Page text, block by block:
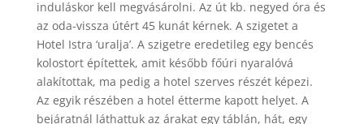
induláskor kell megvásárolni. Az út kb. negyed óra és
az oda-vissza útért 45 kunát kérnek. A szigetet a
Hotel Istra ‘uralja’. A szigetre eredetileg egy bencés
kolostort építettek, amit később főúri nyaralóvá
alakítottak, ma pedig a hotel szerves részét képezi.
Az egyik részében a hotel étterme kapott helyet. A
bejáratnál láthattuk az árakat egy táblán, hát, egy